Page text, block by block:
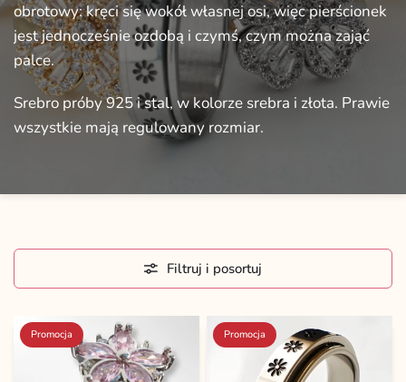
obrotowy:kręcisięwokółwłasnejosi,więcpierścionek
jestjednocześnieozdobą i czymś,czymmożnazająć
palce.
Srebro próby925istal,wkolorze srebra i złota. Prawie
wszystkie mają regulowany rozmiar.
Filtruj i posortuj
Promocja Promocja